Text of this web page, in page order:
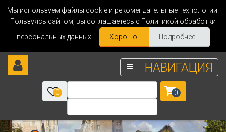
Мы используем файлы cookie и рекомендательные технологии.
Пользуясь сайтом, вы соглашаетесь с Политикой обработки
персональных данных.
Хорошо! Подробнее...
НАВИГАЦИЯ
0 0